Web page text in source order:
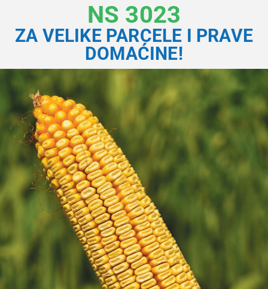
NS 3023
ZA VELIKE PARCELE I PRAVE
DOMAĆINE!